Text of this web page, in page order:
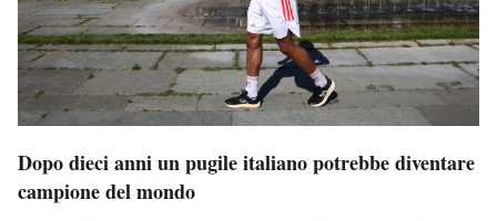
Dopo dieci anni un pugile italiano potrebbe diventare
campione del mondo